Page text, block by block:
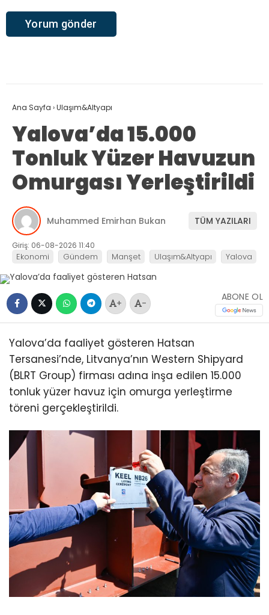
Ana Sayfa ›Ulaşım&Altyapı
Yalova’da 15.000
Tonluk Yüzer Havuzun
Omurgası Yerleştirildi
Muhammed Emirhan Bukan TÜM YAZILARI
Giriş: 06-08-2026 11:40
Ekonomi Gündem Manşet Ulaşım&Altyapı Yalova
+ -
ABONE OL
Yalova’da faaliyet gösteren Hatsan
Tersanesi’nde, Litvanya’nın Western Shipyard
(BLRT Group) firması adına inşa edilen 15.000
tonluk yüzer havuz için omurga yerleştirme
töreni gerçekleştirildi.